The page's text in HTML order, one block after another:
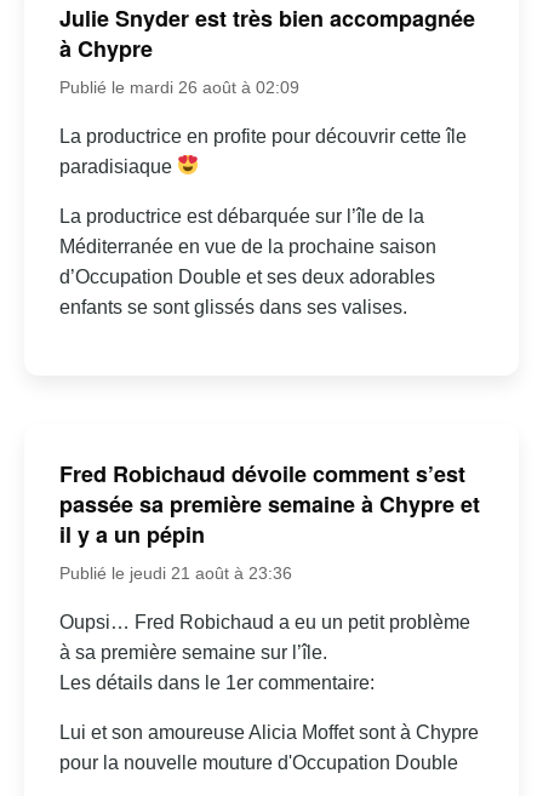
Julie Snyder est très bien accompagnée
à Chypre
Publié le mardi 26 août à 02:09
La productrice en profite pour découvrir cette île
paradisiaque
La productrice est débarquée sur l’île de la
Méditerranée en vue de la prochaine saison
d’Occupation Double et ses deux adorables
enfants se sont glissés dans ses valises.
Fred Robichaud dévoile comment s’est
passée sa première semaine à Chypre et
il y a un pépin
Publié le jeudi 21 août à 23:36
Oupsi… Fred Robichaud a eu un petit problème
à sa première semaine sur l’île.
Les détails dans le 1er commentaire:
Lui et son amoureuse Alicia Moffet sont à Chypre
pour la nouvelle mouture d'Occupation Double